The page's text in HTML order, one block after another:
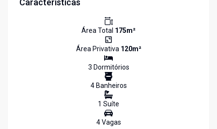
Características
Área Total 175m²
Área Privativa 120m²
3 Dormitórios
4Banheiros
1 Suíte
4Vagas